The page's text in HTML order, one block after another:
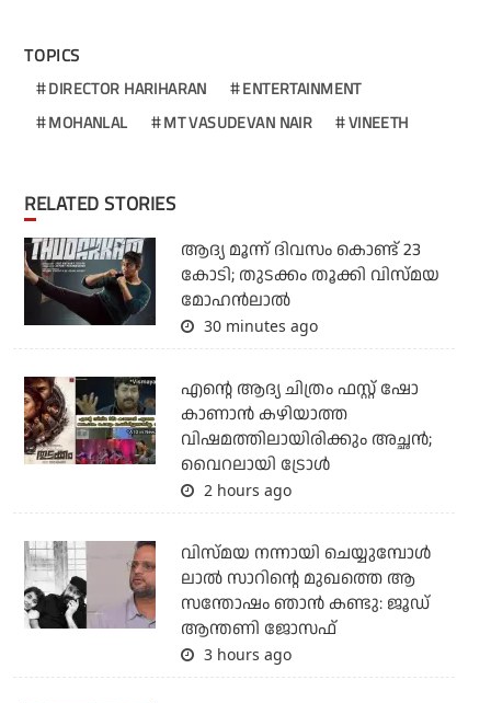
TOPICS
DIRECTOR HARIHARAN
ENTERTAINMENT
MOHANLAL
MT VASUDEVAN NAIR VINEETH
RELATED STORIES
ആദ്യ മൂന്ന് ദിവസം കൊണ്ട് 23
കോടി; തുടക്കം തൂക്കി വിസ്മയ
മോഹന്‍ലാല്‍
30 minutes ago
എന്റെ ആദ്യ ചിത്രം ഫസ്റ്റ് ഷോ
കാണാന്‍ കഴിയാത്ത
വിഷമത്തിലായിരിക്കും അച്ഛന്‍;
വൈറലായി ട്രോള്‍
2 hours ago
വിസ്മയ നന്നായി ചെയ്യുമ്പോൾ
ലാൽ സാറിന്റെ മുഖത്തെ ആ
സന്തോഷം ഞാൻ കണ്ടു: ജൂഡ്
ആന്തണി ജോസഫ്
3 hours ago